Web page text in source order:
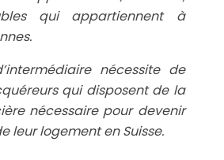
qui appartiennent à
nécessite de
qui disposent de la
nécessaire pour devenir
leur logement en Suisse.